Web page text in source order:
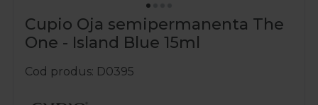
Cupio Oja semipermanenta The
One - Island Blue 15ml
Cod produs D0395